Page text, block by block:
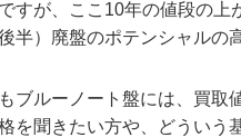
すが、ここ10年の値段の上
半）廃盤のポテンシャルの
ブルーノート盤には、買取
を聞きたい方や、どういう